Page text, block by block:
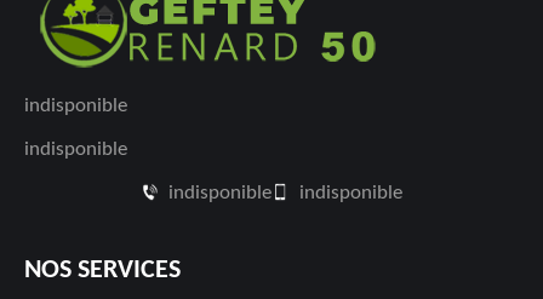
indisponible
indisponible
indisponible indisponible
NOS SERVICES